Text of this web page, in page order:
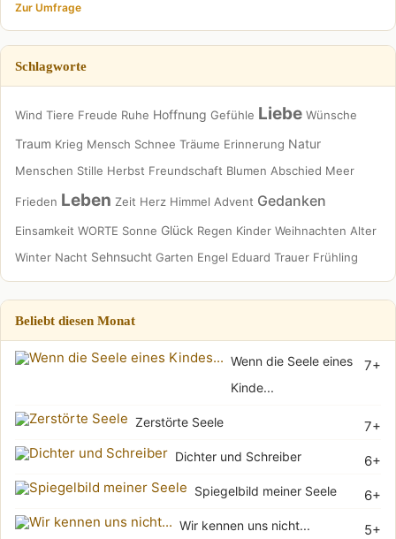
Zur Umfrage
Schlagworte
Wind Tiere Freude Ruhe Hoffnung Gefühle Liebe Wünsche
Traum Krieg Mensch Schnee Träume Erinnerung Natur
Menschen Stille Herbst Freundschaft Blumen Abschied Meer
Frieden Leben Zeit Herz Himmel Advent Gedanken
Einsamkeit WORTE Sonne Glück Regen Kinder Weihnachten Alter
Winter Nacht Sehnsucht Garten Engel Eduard Trauer Frühling
Beliebt diesen Monat
7+
Wenn die Seele eines
Kinde...
7+
Zerstörte Seele
6+
Dichter und Schreiber
6+
Spiegelbild meiner Seele
5+
Wir kennen uns nicht...